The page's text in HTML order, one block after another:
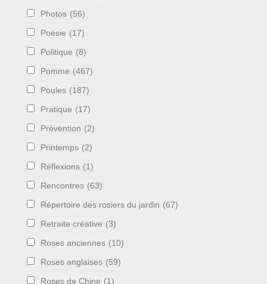
Photos (56)
Poésie (17)
Politique (8)
Pomme (467)
Poules (187)
Pratique (17)
Prévention (2)
Printemps (2)
Réflexions (1)
Rencontres (63)
Répertoire des rosiers du jardin (67)
Retraite créative (3)
Roses anciennes (10)
Roses anglaises (59)
Roses de Chine (1)